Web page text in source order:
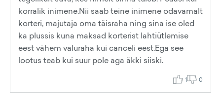
korralik inimene.Nii saab teine inimene odavamalt
korteri, majutaja oma täisraha ning sina ise oled
ka plussis kuna maksad korterist lahtiütlemise
eest vähem valuraha kui canceli eest.Ega see
lootus teab kui suur pole aga äkki siiski.
1 0